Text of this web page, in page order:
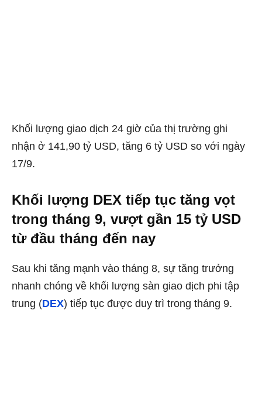
Khối lượng giao dịch 24 giờ của thị trường ghi
nhận ở 141,90 tỷ USD, tăng 6 tỷ USD so với ngày
17/9.
Khối lượng DEX tiếp tục tăng vọt
trong tháng 9, vượt gần 15 tỷ USD
từ đầu tháng đến nay
Sau khi tăng mạnh vào tháng 8, sự tăng trưởng
nhanh chóng về khối lượng sàn giao dịch phi tập
trung (DEX) tiếp tục được duy trì trong tháng 9.